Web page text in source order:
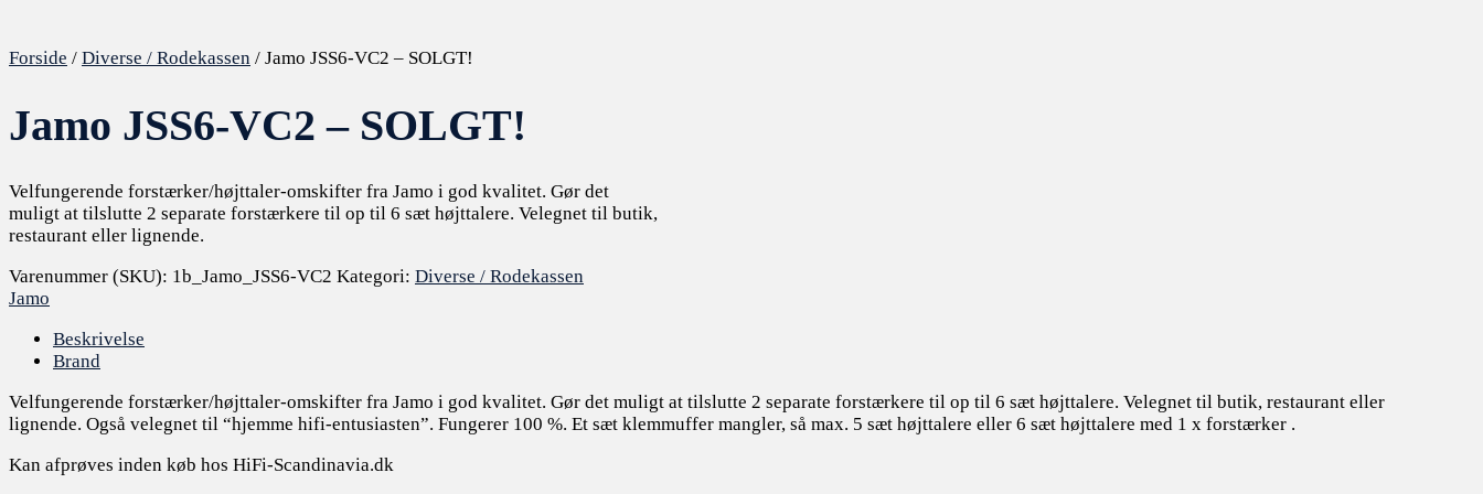
Forside / Diverse / Rodekassen / Jamo JSS6-VC2 – SOLGT!
Jamo JSS6-VC2 – SOLGT!
Velfungerende forstærker/højttaler-omskifter fra Jamo i god kvalitet. Gør det
muligt at tilslutte 2 separate forstærkere til op til 6 sæt højttalere. Velegnet til butik,
restaurant eller lignende.
Varenummer (SKU): 1b_Jamo_JSS6-VC2 Kategori: Diverse / Rodekassen
Jamo
Beskrivelse
Brand
Velfungerende forstærker/højttaler-omskifter fra Jamo i god kvalitet. Gør det muligt at tilslutte 2 separate forstærkere til op til 6 sæt højttalere. Velegnet til butik, restaurant eller
lignende. Også velegnet til “hjemme hifi-entusiasten”. Fungerer 100 %. Et sæt klemmuffer mangler, så max. 5 sæt højttalere eller 6 sæt højttalere med 1 x forstærker .
Kan afprøves inden køb hos HiFi-Scandinavia.dk